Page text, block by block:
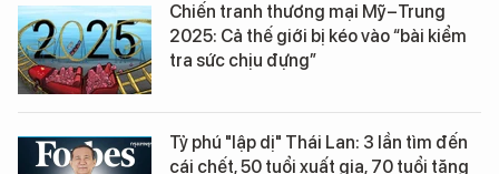
Chiến tranh thương mại Mỹ–Trung
2025: Cả thế giới bị kéo vào “bài kiểm
tra sức chịu đựng”
Tỷ phú "lập dị" Thái Lan: 3 lần tìm đến
cái chết, 50 tuổi xuất gia, 70 tuổi tặng